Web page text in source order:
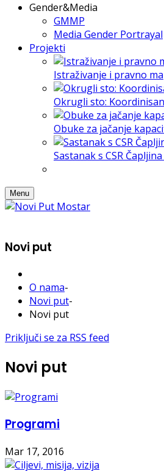
Gender&Media
GMMP
Media Gender Portrayal
Projekti
Istraživanje i pravno
Okrugli sto:
Obuke za jačanje
Sastanak s CSR
Menu
Novi put
O nama-
Novi put-
Novi put
Priključi se za RSS feed
Novi put
Programi
Mar 17, 2016